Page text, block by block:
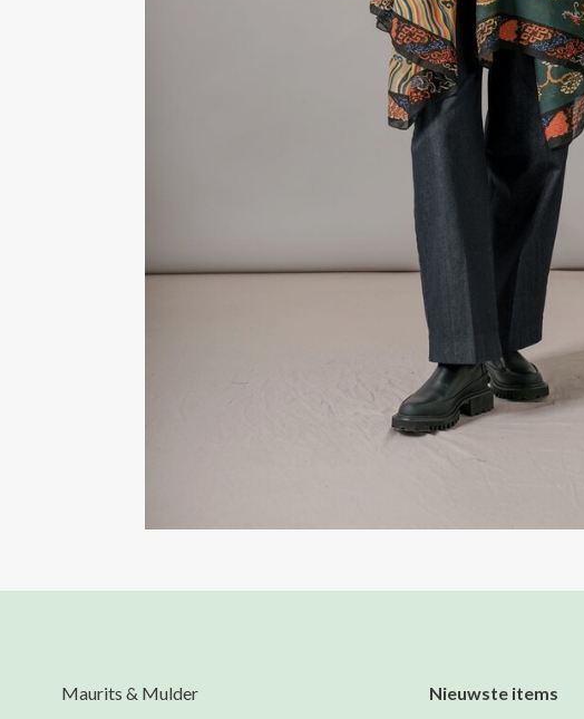
Maurits & Mulder Nieuwste items